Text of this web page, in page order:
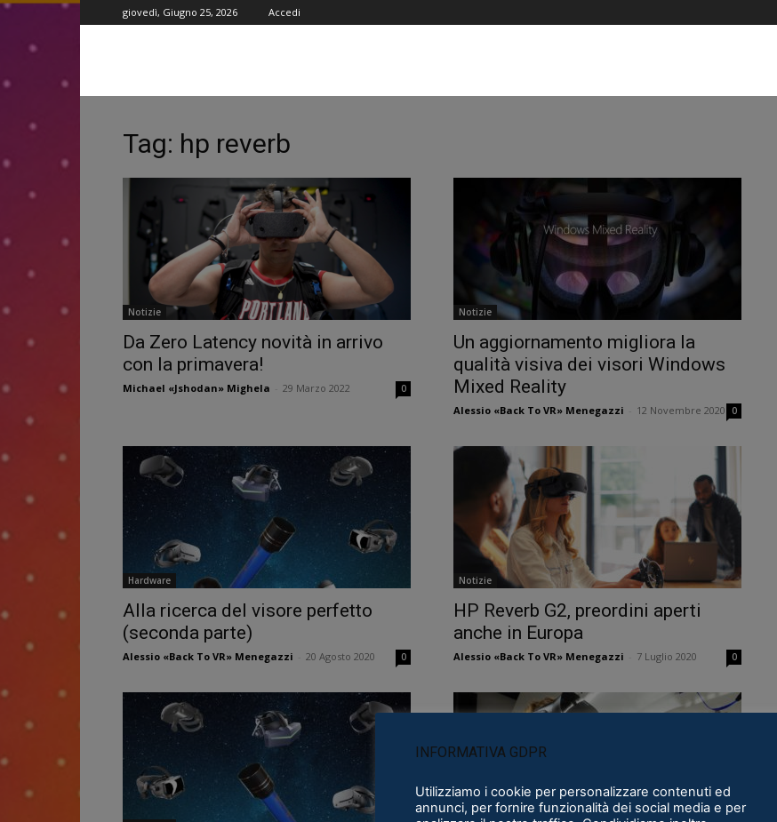
giovedì, Giugno 25, 2026 Accedi
Tag: hp reverb
Notizie
Da Zero Latency novità in arrivo
con la primavera!
Michael «Jshodan» Mighela 29 Marzo 2022 0
Notizie
Un aggiornamento migliora la
qualità visiva dei visori Windows
Mixed Reality
Alessio «Back To VR» Menegazzi 12 Novembre 2020 0
Hardware
Alla ricerca del visore perfetto
(seconda parte)
Alessio «Back To VR» Menegazzi 20 Agosto 2020 0
Notizie
HP Reverb G2, preordini aperti
anche in Europa
Alessio «Back To VR» Menegazzi 7 Luglio 2020 0
INFORMATIVA GDPR
Utilizziamo i cookie per personalizzare contenuti ed
annunci, per fornire funzionalità dei social media e per